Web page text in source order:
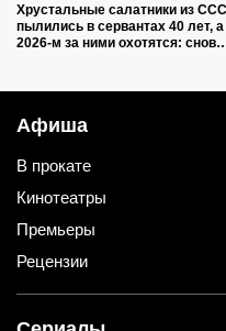
Хрустальные салатники из
пылились в сервантах 40 лет, а
2026-м за ними охотятся: снова
Афиша
В прокате
Кинотеатры
Премьеры
Рецензии